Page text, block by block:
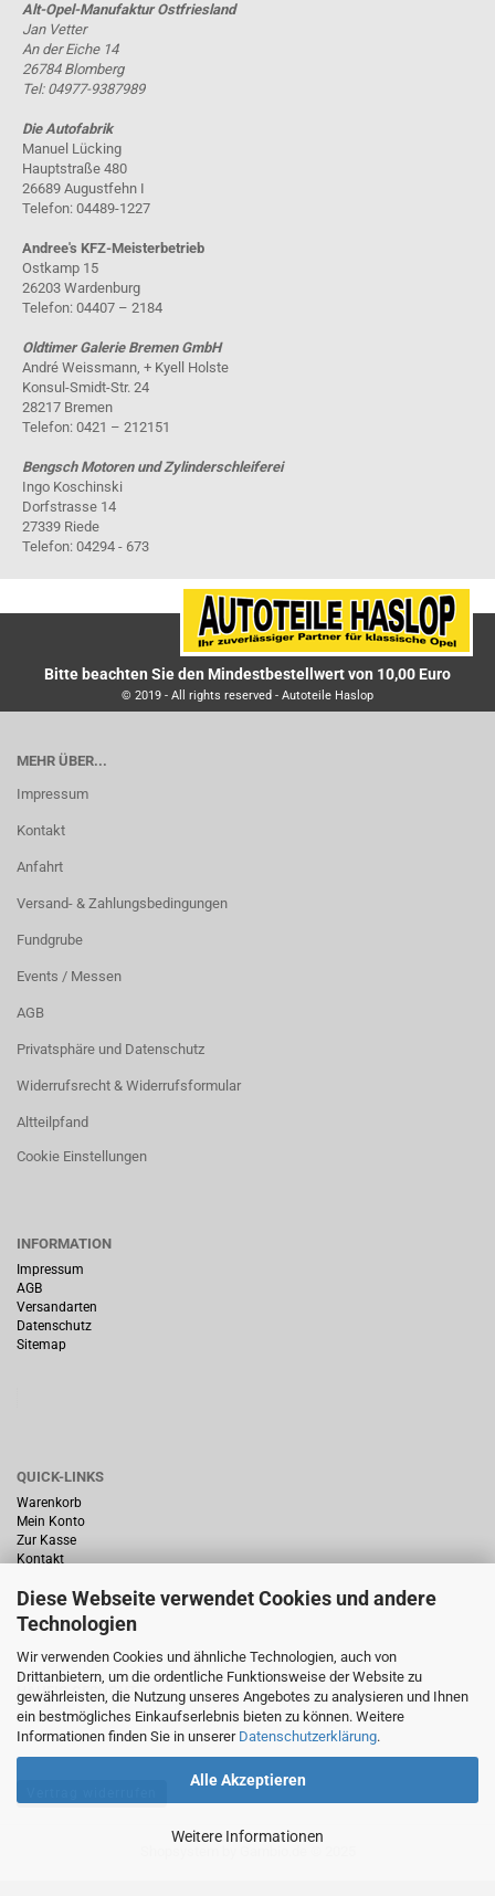
Diese Webseite verwendet Cookies und andere
Technologien
Wir verwenden Cookies und ähnliche Technologien, auch von
Drittanbietern, um die ordentliche Funktionsweise der Website zu
gewährleisten, die Nutzung unseres Angebotes zu analysieren und Ihnen
ein bestmögliches Einkaufserlebnis bieten zu können. Weitere
Informationen finden Sie in unserer Datenschutzerklärung.
Alle Akzeptieren
Weitere Informationen
Alt-Opel-Manufaktur Ostfriesland
Jan Vetter
An der Eiche 14
26784 Blomberg
Tel: 04977-9387989
Die Autofabrik
Manuel Lücking
Hauptstraße 480
26689 Augustfehn I
Telefon: 04489-1227
Andree's KFZ-Meisterbetrieb
Ostkamp 15
26203 Wardenburg
Telefon: 04407 – 2184
Oldtimer Galerie Bremen GmbH
André Weissmann, + Kyell Holste
Konsul-Smidt-Str. 24
28217 Bremen
Telefon: 0421 – 212151
Bengsch Motoren und Zylinderschleiferei
Ingo Koschinski
Dorfstrasse 14
27339 Riede
Telefon: 04294 - 673
Bitte beachten Sie den Mindestbestellwert von 10,00 Euro
© 2019 - All rights reserved - Autoteile Haslop
MEHR ÜBER...
Impressum
Kontakt
Anfahrt
Versand- & Zahlungsbedingungen
Fundgrube
Events / Messen
AGB
Privatsphäre und Datenschutz
Widerrufsrecht & Widerrufsformular
Altteilpfand
Cookie Einstellungen
INFORMATION
Impressum
AGB
Versandarten
Datenschutz
Sitemap
QUICK-LINKS
Warenkorb
Mein Konto
Zur Kasse
Kontakt
HÄUFIG GESUCHT
Startseite